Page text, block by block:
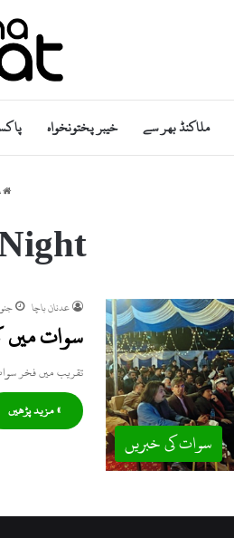
ملاکنڈ بھر سے خیبر پختونخواہ
سوات کی خبریں
عدنان باچا
سوات میں
تقریب میں فخر
» مزید پڑھیں